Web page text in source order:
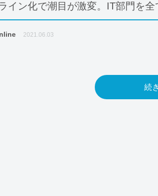
イン化で潮目が激変。IT部門を
2021.06.03
続